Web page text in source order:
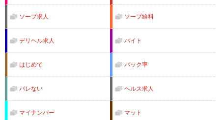
ソープ求人 ソープ給料
デリヘル求人 バイト
はじめて バック率
バレない ヘルス求人
マイナンバー マット